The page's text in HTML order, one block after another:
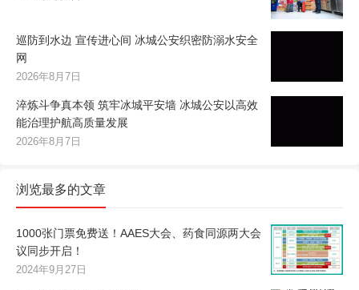
巡防到水边 宣传进心间 冰城公安织密防溺水安全
网
2026年8月7日
淬炼斗争真本领 筑牢冰城平安墙 冰城公安以高效
能治理护航高质量发展
2026年8月7日
浏览最多的文章
1000张门票免费送！AAES大会、药食同源两大会
议同步开启！
2024年9月27日